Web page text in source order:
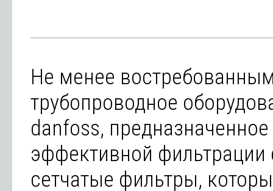
Не менее
трубопроводное
danfoss,
эффективной
сетчатые фильтры,